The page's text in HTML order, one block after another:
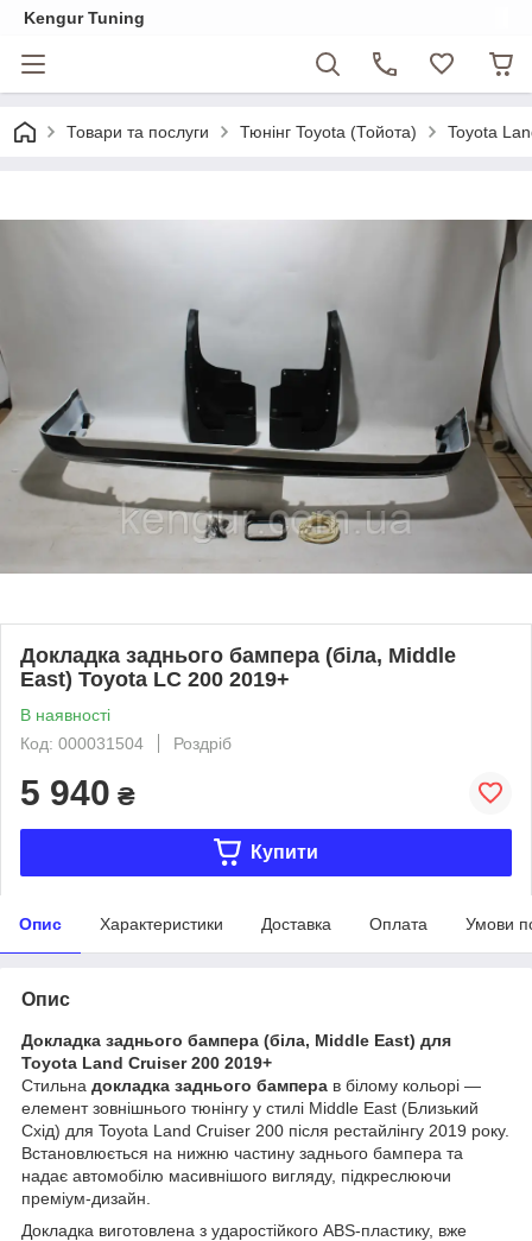
Kengur Tuning
Товари та послуги Тюнінг Toyota (Тойота) Toyota
Докладка заднього бампера (біла, Middle
East) Toyota LC 200 2019+
В наявності
Код: 000031504
Роздріб
5 940 ₴
Купити
Опис Характеристики Доставка Оплата Умови
Опис
Докладка заднього бампера (біла, Middle East) для
Toyota Land Cruiser 200 2019+
Стильна докладка заднього бампера в білому кольорі —
елемент зовнішнього тюнінгу у стилі Middle East (Близький
Схід) для Toyota Land Cruiser 200 після рестайлінгу 2019 року.
Встановлюється на нижню частину заднього бампера та
надає автомобілю масивнішого вигляду, підкреслюючи
преміум-дизайн.
Докладка виготовлена з ударостійкого ABS-пластику, вже